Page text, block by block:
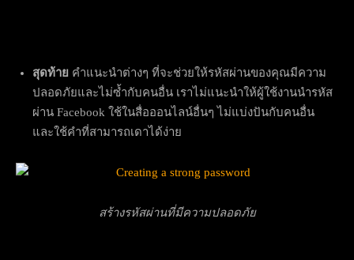
สุดท้าย คำแนะนำต่างๆ ที่จะช่วยให้รหัสผ่านของคุณมีความ
ปลอดภัยและไม่ซ้ำกับคนอื่น เราไม่แนะนำให้ผู้ใช้งานนำรหัส
ผ่าน Facebook ใช้ในสื่อออนไลน์อื่นๆ ไม่แบ่งปันกับคนอื่น
และใช้คำที่สามารถเดาได้ง่าย
สร้างรหัสผ่านที่มีความปลอดภัย